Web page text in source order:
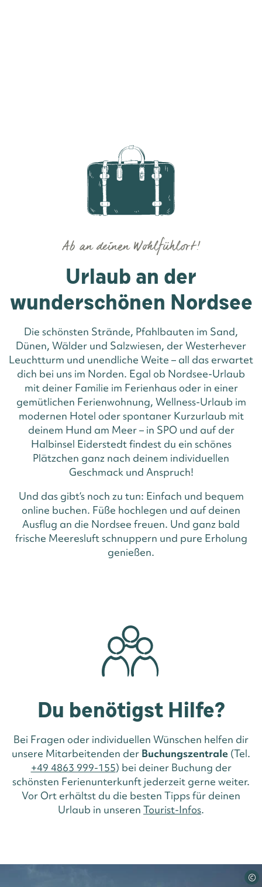
Urlaub an der
wunderschönen Nordsee
Ab an deinen Wohlfühlort!
Die schönsten Strände, Pfahlbauten im Sand,
Dünen, Wälder und Salzwiesen, der Westerhever
Leuchtturm und unendliche Weite – all das erwartet
dich bei uns im Norden. Egal ob Nordsee-Urlaub
mit deiner Familie im Ferienhaus oder in einer
gemütlichen Ferienwohnung, Wellness-Urlaub im
modernen Hotel oder spontaner Kurzurlaub mit
deinem Hund am Meer – in SPO und auf der
Halbinsel Eiderstedt findest du ein schönes
Plätzchen ganz nach deinem individuellen
Geschmack und Anspruch!
Und das gibt‘s noch zu tun: Einfach und bequem
online buchen. Füße hochlegen und auf deinen
Ausflug an die Nordsee freuen. Und ganz bald
frische Meeresluft schnuppern und pure Erholung
genießen.
Du benötigst Hilfe?
Bei Fragen oder individuellen Wünschen helfen dir
unsere Mitarbeitenden der Buchungszentrale (Tel.
+49 4863 999-155) bei deiner Buchung der
schönsten Ferienunterkunft jederzeit gerne weiter.
Vor Ort erhältst du die besten Tipps für deinen
Urlaub in unseren Tourist-Infos.
©